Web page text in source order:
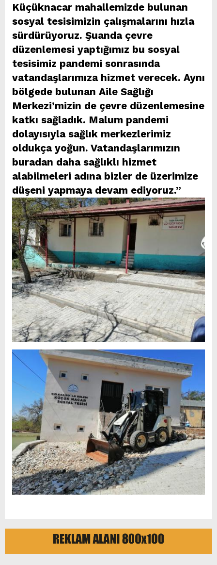
Küçüknacar mahallemizde bulunan
sosyal tesisimizin çalışmalarını hızla
sürdürüyoruz. Şuanda çevre
düzenlemesi yaptığımız bu sosyal
tesisimiz pandemi sonrasında
vatandaşlarımıza hizmet verecek. Aynı
bölgede bulunan Aile Sağlığı
Merkezi’mizin de çevre düzenlemesine
katkı sağladık. Malum pandemi
dolayısıyla sağlık merkezlerimiz
oldukça yoğun. Vatandaşlarımızın
buradan daha sağlıklı hizmet
alabilmeleri adına bizler de üzerimize
düşeni yapmaya devam ediyoruz.”